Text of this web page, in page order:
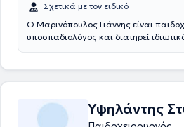
Σχετικά με τον ειδικό
Ο Μαρινόπουλος Γιάννης είναι
υποσπαδιολόγος και διατηρεί
συνεχίστηκε στην Επείγουσα
και στην Ωτορινολαρυγολογία στο
Υψηλάντης